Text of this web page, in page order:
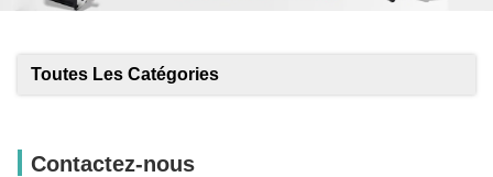
Toutes Les Catégories
Contactez-nous